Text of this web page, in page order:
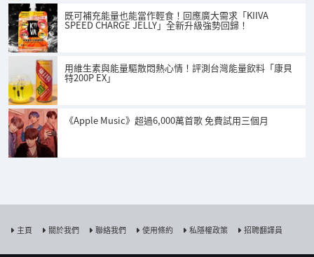
既可補充能量也能當作輕食！回應廣大需求「KIIVA
SPEED CHARGE JELLY」全新升級強勢回歸！
用維生素與能量驅散悶熱心情！評測台灣能量飲料「康貝
特200P EX」
《Apple Music》超過6,000萬首歌 免費試用三個月
主頁 關於我們 聯絡我們 使用條約 私隱權政策 招聘翻譯員